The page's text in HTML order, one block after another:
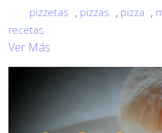
pizzetas , pizzas , pizza ,
recetas
Ver Más